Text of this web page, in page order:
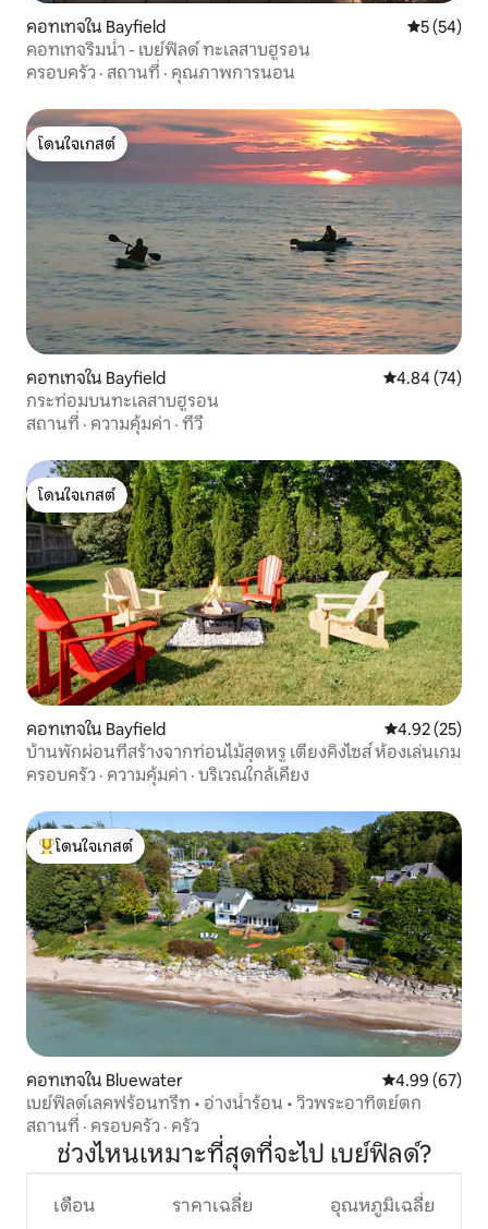
คอทเทจใน Bayfield คะแนนเฉลี่
5 (54)
คอทเทจริมน้ำ - เบย์ฟิลด์ ทะเลสาบฮูรอน
ครอบครัว · สถานที่ · คุณภาพการนอน
โดนใจเกสต์
โดนใจเกสต์
คอทเทจใน Bayfield คะแนนเฉลี่ย
4.84 (74)
กระท่อมบนทะเลสาบฮูรอน
สถานที่ · ความคุ้มค่า · ทีวี
โดนใจเกสต์
โดนใจเกสต์
คอทเทจใน Bayfield คะแนนเฉลี่ย
4.92 (25)
บ้านพักผ่อนที่สร้างจากท่อนไม้สุดหรู เตียงคิงไซส์ ห้องเล่นเกม
ครอบครัว · ความคุ้มค่า · บริเวณใกล้เคียง
โดนใจเกสต์ที่สุด
โดนใจเกสต์
คอทเทจใน Bluewater คะแนนเฉลี่ย
4.99 (67)
เบย์ฟิลด์เลคฟร้อนทรีท • อ่างน้ำร้อน • วิวพระอาทิตย์ตก
สถานที่ · ครอบครัว · ครัว
ช่วงไหนเหมาะที่สุดที่จะไป เบย์ฟิลด์?
เดือน ราคาเฉลี่ย อุณหภูมิเฉลี่ย